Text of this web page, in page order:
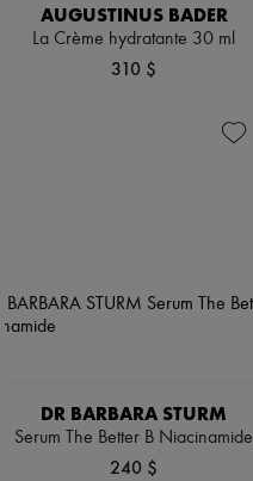
AUGUSTINUS BADER
La Crème hydratante 30 ml
310 $
DR BARBARA STURM
Serum The Better B Niacinamide
240 $